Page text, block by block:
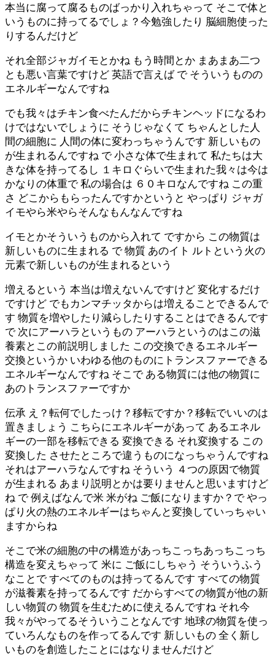
本当に腐って腐るものばっかり入れちゃって そこで体と
いうものに持ってるでしょ？今勉強したり 脳細胞使った
りするんだけど
それ全部ジャガイモとかね もう時間とか まあまあ二つ
とも悪い言葉ですけど 英語で言えば で そういうものの
エネルギーなんですね
でも我々はチキン食べたんだからチキンヘッドになるわ
けではないでしょうに そうじゃなくて ちゃんとした人
間の細胞に 人間の体に変わっちゃうんです 新しいもの
が生まれるんですね で 小さな体で生まれて 私たちは大
きな体を持ってるし １キロぐらいで生まれた我々は今は
かなりの体重で 私の場合は ６０キロなんですね この重
さ どこからもらったんですかというと やっぱり ジャガ
イモやら米やらそんなもんなんですね
イモとかそういうものから入れて ですから この物質は
新しいものに生まれる で 物質 あのイト ルトという火の
元素で新しいものが生まれるという
増えるという 本当は増えないんですけど 変化するだけ
ですけど でもカンマチッタからは増えることできるんで
す 物質を増やしたり減らしたりすることはできるんです
で 次にアーハラというもの アーハラというのはこの滋
養素とこの前説明しました この交換できるエネルギー
交換というか いわゆる他のものにトランスファーできる
エネルギーなんですね そこで ある物質には他の物質に
あのトランスファーですか
伝承 え？転何でしたっけ？移転ですか？移転でいいのは
置きましょう こちらにエネルギーがあって あるエネル
ギーの一部を移転できる 変換できる それ変換する この
変換した させたところで違うものになっちゃうんですね
それはアーハラなんですね そういう ４つの原因で物質
が生まれる あまり説明とかは要りませんと思いますけど
ね で 例えばなんで米 米がね ご飯になりますか？で やっ
ぱり火の熱のエネルギーはちゃんと変換していっちゃい
ますからね
そこで米の細胞の中の構造があっちこっちあっちこっち
構造を変えちゃって 米に ご飯にしちゃう そういうふう
なことで すべてのものは持ってるんです すべての物質
が滋養素を持ってるんです だからすべての物質が他の新
しい物質の 物質を生むために使えるんですね それ今
我々がやってるそういうことなんです 地球の物質を使っ
ていろんなものを作ってるんです 新しいもの 全く新し
いものを創造したことにはなりませんだけど